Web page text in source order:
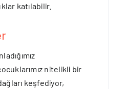
katılabilir.
nitelikli bir
keşfediyor,